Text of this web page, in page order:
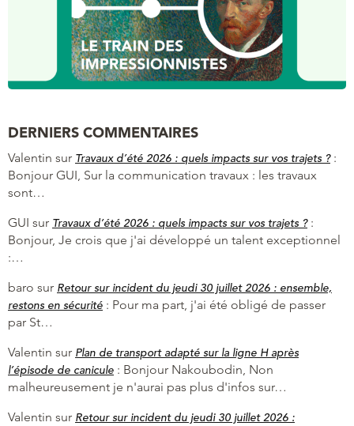
DERNIERS COMMENTAIRES
Valentin sur Travaux d’été 2026 : quels impacts sur vos trajets ?:
Bonjour GUI, Sur la communication travaux : les travaux
sont…
GUI sur Travaux d’été 2026 : quels impacts sur vos trajets ?:
Bonjour, Je crois que j'ai développé un talent exceptionnel
:…
baro sur Retour sur incident du jeudi 30 juillet 2026 : ensemble,
restons en sécurité : Pour ma part, j'ai été obligé de passer
par St…
Valentin sur Plan de transport adapté sur la ligne H après
l’épisode de canicule : Bonjour Nakoubodin, Non
malheureusement je n'aurai pas plus d'infos sur…
Valentin sur Retour sur incident du jeudi 30 juillet 2026 :